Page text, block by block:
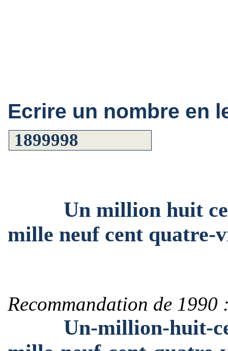
Ecrire un nombre en
Un million huit
mille neuf cent quatre-
Recommandation de 1990
Un-million-huit-